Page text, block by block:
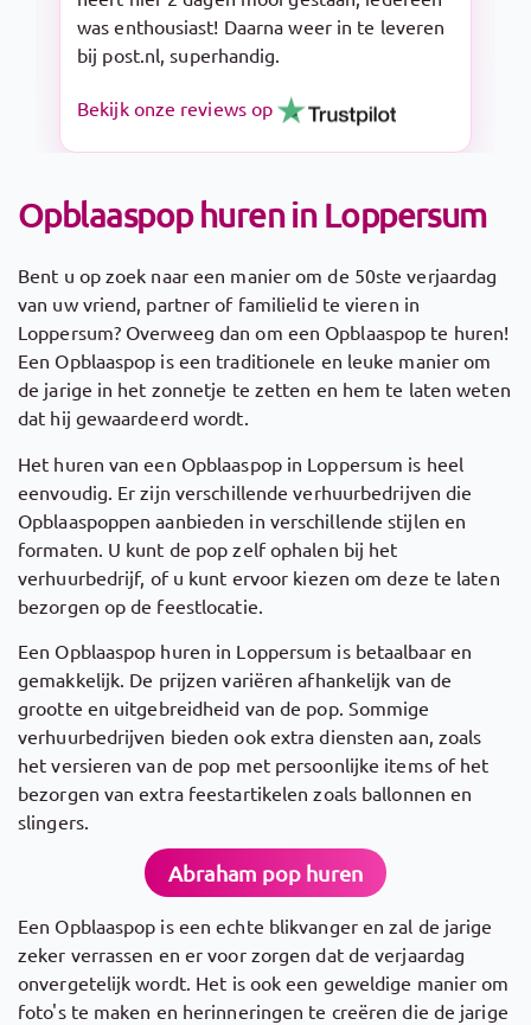
Bekijk onze reviews op
Opblaaspop huren in Loppersum
Bent u op zoek naar een manier om de 50ste verjaardag
van uw vriend, partner of familielid te vieren in
Loppersum? Overweeg dan om een Opblaaspop te huren!
Een Opblaaspop is een traditionele en leuke manier om
de jarige in het zonnetje te zetten en hem te laten weten
dat hij gewaardeerd wordt.
Het huren van een Opblaaspop in Loppersum is heel
eenvoudig. Er zijn verschillende verhuurbedrijven die
Opblaaspoppen aanbieden in verschillende stijlen en
formaten. U kunt de pop zelf ophalen bij het
verhuurbedrijf, of u kunt ervoor kiezen om deze te laten
bezorgen op de feestlocatie.
Een Opblaaspop huren in Loppersum is betaalbaar en
gemakkelijk. De prijzen variëren afhankelijk van de
grootte en uitgebreidheid van de pop. Sommige
verhuurbedrijven bieden ook extra diensten aan, zoals
het versieren van de pop met persoonlijke items of het
bezorgen van extra feestartikelen zoals ballonnen en
slingers.
Abraham pop huren
Een Opblaaspop is een echte blikvanger en zal de jarige
zeker verrassen en er voor zorgen dat de verjaardag
onvergetelijk wordt. Het is ook een geweldige manier om
foto's te maken en herinneringen te creëren die de jarige